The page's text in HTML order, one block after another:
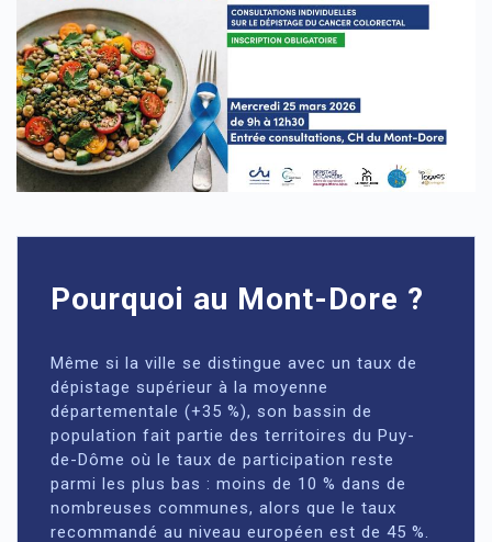
Pourquoi au Mont-Dore ?
Même si la ville se distingue avec un taux de
dépistage supérieur à la moyenne
départementale (+35 %), son bassin de
population fait partie des territoires du Puy-
de-Dôme où le taux de participation reste
parmi les plus bas : moins de 10 % dans de
nombreuses communes, alors que le taux
recommandé au niveau européen est de 45 %.